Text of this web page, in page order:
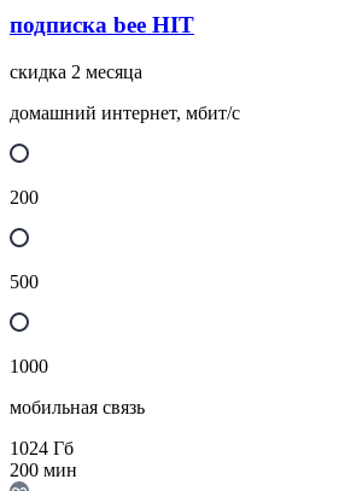
подписка bee HIT
скидка 2 месяца
домашний интернет, мбит/с
200
500
1000
мобильная связь
1024 Гб
200 мин